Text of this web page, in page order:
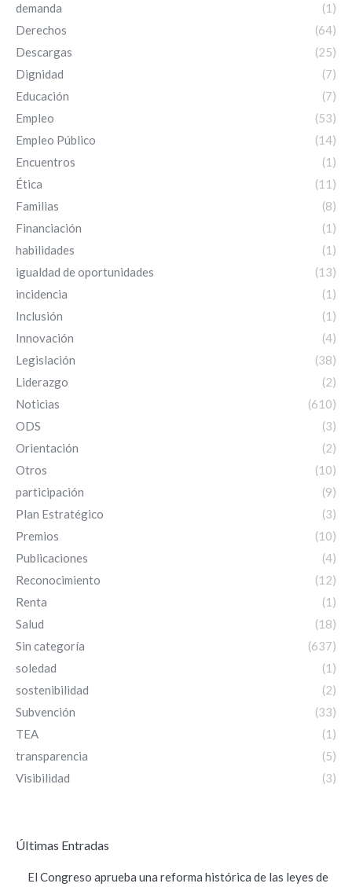
demanda
(1)
Derechos
(64)
Descargas
(25)
Dignidad
(7)
Educación
(7)
Empleo
(53)
Empleo Público
(14)
Encuentros
(1)
Ética
(11)
Familias
(8)
Financiación
(1)
habilidades
(1)
igualdad de oportunidades
(13)
incidencia
(1)
Inclusión
(1)
Innovación
(4)
Legislación
(38)
Liderazgo
(2)
Noticias
(610)
ODS
(3)
Orientación
(2)
Otros
(10)
participación
(9)
Plan Estratégico
(3)
Premios
(10)
Publicaciones
(4)
Reconocimiento
(12)
Renta
(1)
Salud
(18)
Sin categoría
(637)
soledad
(1)
sostenibilidad
(2)
Subvención
(33)
TEA
(1)
transparencia
(5)
Visibilidad
(3)
ÚItimas Entradas
El Congreso aprueba una reforma histórica de las leyes de